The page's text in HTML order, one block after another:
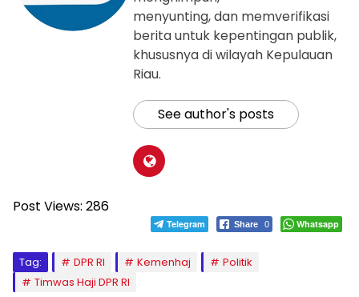
menyunting, dan memverifikasi
berita untuk kepentingan publik,
khususnya di wilayah Kepulauan
Riau.
See author's posts
Post Views: 286
Telegram Share 0 Whatsapp
Tag: DPR RI Kemenhaj
Politik
Timwas Haji DPR RI